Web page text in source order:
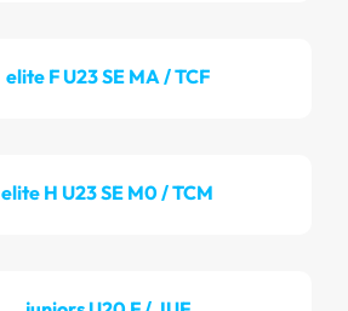
elite F U23 SE MA / TCF
elite H U23 SE M0 / TCM